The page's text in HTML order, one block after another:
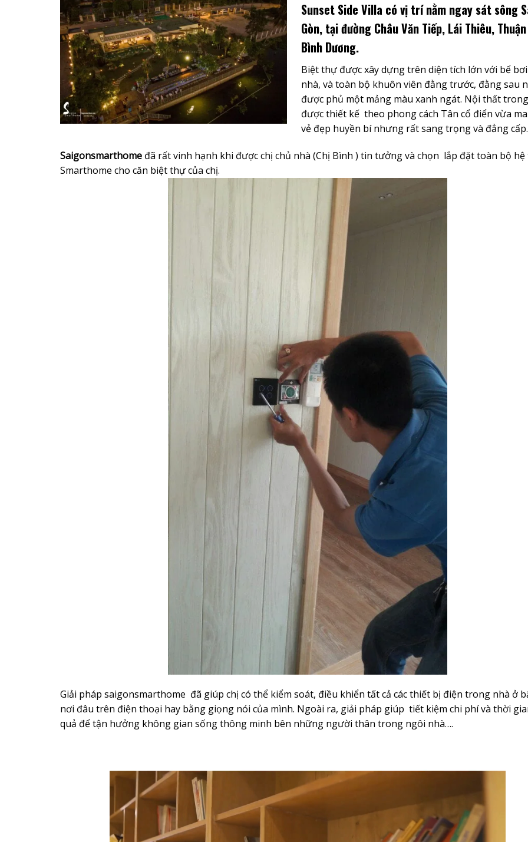
Sunset Side Villa có vị trí nằm ngay sát sông
Gòn, tại đường Châu Văn Tiếp, Lái Thiêu,
Bình Dương.
Biệt thự được xây dựng trên diện tích lớn với bể
nhà, và toàn bộ khuôn viên đằng trước, đằng sau
được phủ một mảng màu xanh ngát. Nội thất
được thiết kế theo phong cách Tân cổ điển vừa
vẻ đẹp huyền bí nhưng rất sang trọng và đẳng cấp.
Saigonsmarthome đã rất vinh hạnh khi được chị chủ nhà (Chị Bình ) tin tưởng và chọn lắp đặt toàn bộ
Smarthome cho căn biệt thự của chị.
Giải pháp saigonsmarthome đã giúp chị có thể kiểm soát, điều khiển tất cả các thiết bị điện trong nhà ở
nơi đâu trên điện thoại hay bằng giọng nói của mình. Ngoài ra, giải pháp giúp tiết kiệm chi phí và thời
quả để tận hưởng không gian sống thông minh bên những người thân trong ngôi nhà….